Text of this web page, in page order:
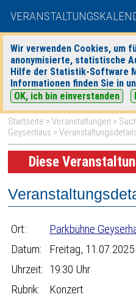
Wir verwenden Cookies, um
anonymisierte, statistische
Hilfe der Statistik-Software
Informationen finden Sie in
OK, ich bin einverstanden
Startseite >Veranstaltungen >
Geyserhaus >
Diese
Ort:
Parkbühne
Datum:
Freitag, 11.07.2025
Uhrzeit: 19:30 Uhr
Rubrik:
Konzert